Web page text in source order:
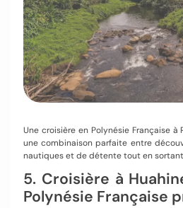
Une croisière en Polynésie Française à
une combinaison parfaite entre
nautiques et de détente tout en
5. Croisière à
Polynésie Française